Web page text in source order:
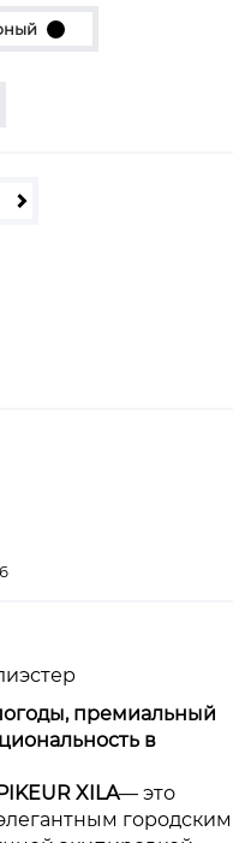
премиальный
в
XILA— это
городским